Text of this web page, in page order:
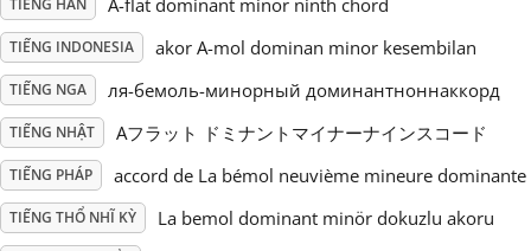
简体中文
繁體中文
TIẾNG HÀN A-flat dominant minor ninth chord
TIẾNG INDONESIA akor A-mol dominan minor kesembilan
TIẾNG NGA ля-бемоль-минорный доминантноннаккорд
TIẾNG NHẬT Aフラット ドミナントマイナーナインスコード
TIẾNG PHÁP accord de La bémol neuvième mineure dominante
TIẾNG THỔ NHĨ KỲ La bemol dominant minör dokuzlu akoru